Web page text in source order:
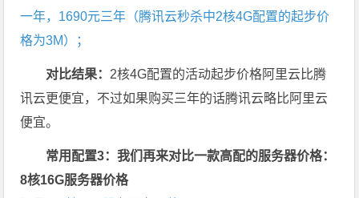
一年，1690元三年（腾讯云秒杀中2核4G配置的起步价
格为3M）；
对比结果： 2核4G配置的活动起步价格阿里云比腾
讯云更便宜，不过如果购买三年的话腾讯云略比阿里云
便宜。
常用配置3：我们再来对比一款高配的服务器价格：
8核16G服务器价格